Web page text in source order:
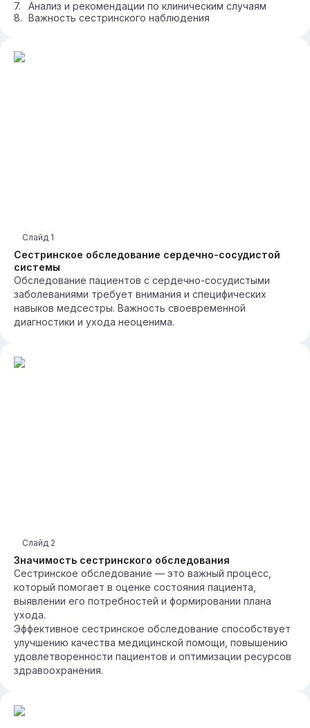
Анализ и рекомендации по клиническим случаям
Важность сестринского наблюдения
Сестринское обследование сердечно-сосудистой
системы
Слайд 1
Обследование пациентов с сердечно-сосудистыми
заболеваниями требует внимания и специфических
навыков медсестры. Важность своевременной
диагностики и ухода неоценима.
Значимость сестринского обследования
Слайд 2
Сестринское обследование — это важный процесс,
который помогает в оценке состояния пациента,
выявлении его потребностей и формировании плана
ухода.
Эффективное сестринское обследование способствует
улучшению качества медицинской помощи, повышению
удовлетворенности пациентов и оптимизации ресурсов
здравоохранения.